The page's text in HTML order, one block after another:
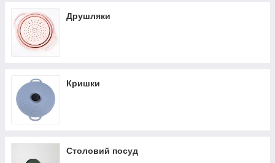
Друшляки
Кришки
Столовий посуд